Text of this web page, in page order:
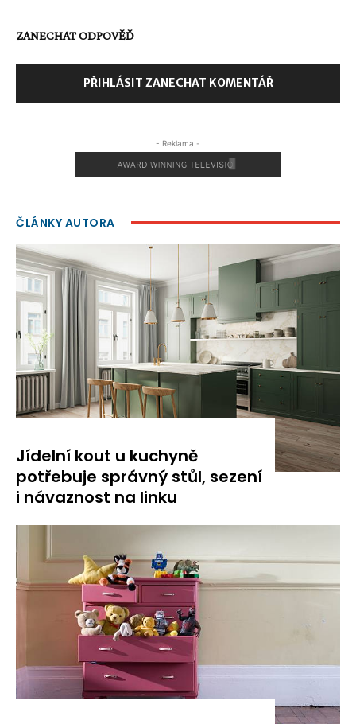
ZANECHAT ODPOVĚĎ
PŘIHLÁSIT ZANECHAT KOMENTÁŘ
- Reklama -
ČLÁNKY AUTORA
Jídelní kout u kuchyně
potřebuje správný stůl, sezení
i návaznost na linku